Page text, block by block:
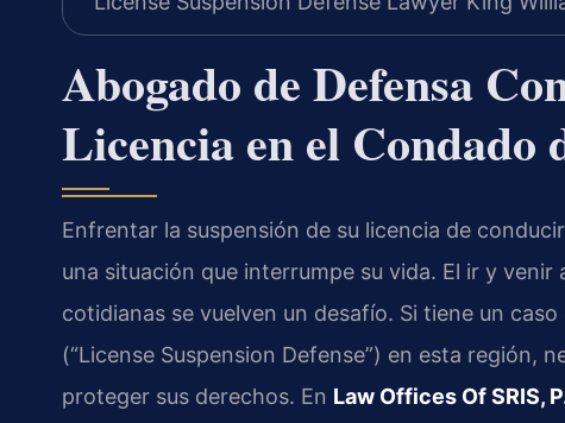
Abogado de Defensa
Licencia en el
Enfrentar la suspensión de su licencia de
una situación que interrumpe su vida. El ir y
cotidianas se vuelven un desafío. Si tiene un
(“License Suspension Defense”) en esta región,
proteger sus derechos. En Law Offices Of SRIS,